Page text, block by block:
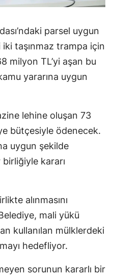
parsel uygun
iki taşınmaz trampa için
milyon TL’yi aşan bu
yararına uygun
lehine oluşan 73
bütçesiyle ödenecek.
uygun şekilde
kararı
alınmasını
mali yükü
kullanılan mülklerdeki
hedefliyor.
sorunun kararlı bir